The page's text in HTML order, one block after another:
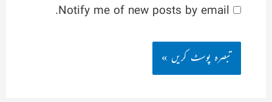
Notify me of new posts by email.